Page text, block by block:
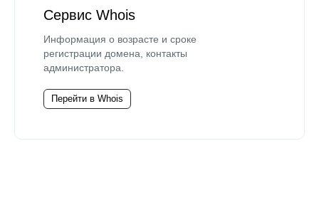
Сервис Whois
Информация о возрасте и сроке
регистрации домена, контакты
администратора.
Перейти в Whois